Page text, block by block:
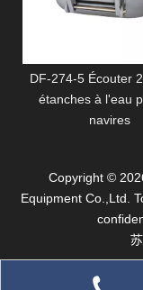
DF-274-5 Écouter
étanches à l'eau
navires
​Copyright ©
Equipment Co.,Ltd.